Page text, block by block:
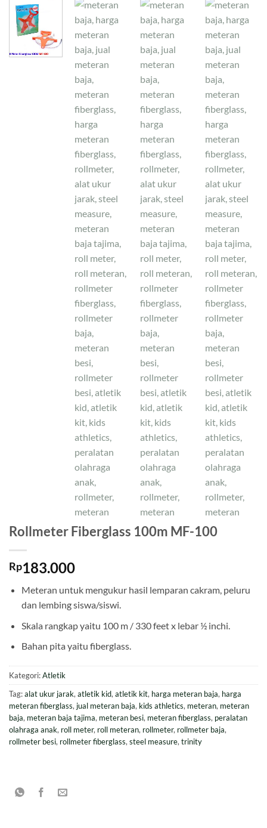
Rollmeter Fiberglass 100m MF-100
Rp183.000
Meteran untuk mengukur hasil lemparan cakram, peluru
dan lembing siswa/siswi.
Skala rangkap yaitu 100 m / 330 feet x lebar ½ inchi.
Bahan pita yaitu fiberglass.
Kategori:Atletik
Tag:alat ukur jarak, atletik kid, atletik kit, harga meteran baja, harga
meteran fiberglass, jual meteran baja, kids athletics, meteran, meteran
baja, meteran baja tajima, meteran besi, meteran fiberglass, peralatan
olahraga anak, roll meter, roll meteran, rollmeter, rollmeter baja,
rollmeter besi, rollmeter fiberglass, steel measure, trinity